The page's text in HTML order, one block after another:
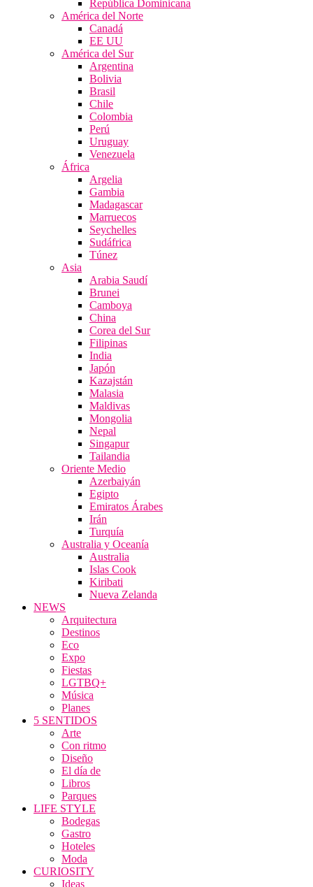
República Dominicana
América del Norte
Canadá
EE UU
América del Sur
Argentina
Bolivia
Brasil
Chile
Colombia
Perú
Uruguay
Venezuela
África
Argelia
Gambia
Madagascar
Marruecos
Seychelles
Sudáfrica
Túnez
Asia
Arabia Saudí
Brunei
Camboya
China
Corea del Sur
Filipinas
India
Japón
Kazajstán
Malasia
Maldivas
Mongolia
Nepal
Singapur
Tailandia
Oriente Medio
Azerbaiyán
Egipto
Emiratos Árabes
Irán
Turquía
Australia y Oceanía
Australia
Islas Cook
Kiribati
Nueva Zelanda
NEWS
Arquitectura
Destinos
Eco
Expo
Fiestas
LGTBQ+
Música
Planes
5 SENTIDOS
Arte
Con ritmo
Diseño
El día de
Libros
Parques
LIFE STYLE
Bodegas
Gastro
Hoteles
Moda
CURIOSITY
Ideas